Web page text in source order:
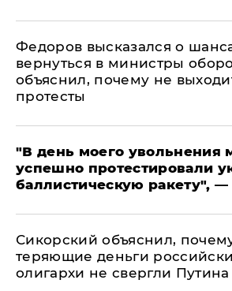
Федоров высказался о
вернуться в министры
объяснил, почему не
протесты
​"В день моего увольнения
успешно протестировали
баллистическую ракету",
Сикорский объяснил,
теряющие деньги
олигархи не свергли Путина